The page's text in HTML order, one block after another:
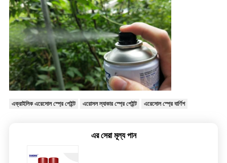
এক্রাইলিক এরেসোল স্প্রে পেইন্ট এরোসল ল্যাকার স্প্রে পেইন্ট এরেসোল স্প্রে বার্ণিশ
এর সেরা মূল্য পান